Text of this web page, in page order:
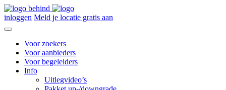
inloggen Meld je locatie gratis aan
Voor zoekers
Voor aanbieders
Voor begeleiders
Info
Uitlegvideo’s